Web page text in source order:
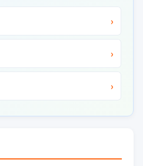
›
›
›